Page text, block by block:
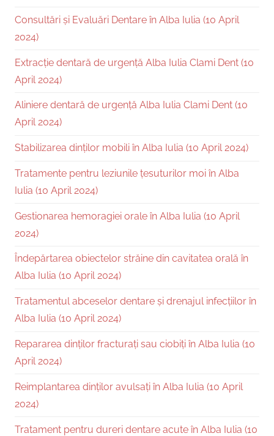
Consultări și Evaluări Dentare în Alba Iulia (10 April
2024)
Extracție dentară de urgență Alba Iulia Clami Dent (10
April 2024)
Aliniere dentară de urgență Alba Iulia Clami Dent (10
April 2024)
Stabilizarea dinților mobili în Alba Iulia (10 April 2024)
Tratamente pentru leziunile țesuturilor moi în Alba
Iulia (10 April 2024)
Gestionarea hemoragiei orale în Alba Iulia (10 April
2024)
Îndepărtarea obiectelor străine din cavitatea orală în
Alba Iulia (10 April 2024)
Tratamentul abceselor dentare și drenajul infecțiilor în
Alba Iulia (10 April 2024)
Repararea dinților fracturați sau ciobiți în Alba Iulia (10
April 2024)
Reimplantarea dinților avulsați în Alba Iulia (10 April
2024)
Tratament pentru dureri dentare acute în Alba Iulia (10